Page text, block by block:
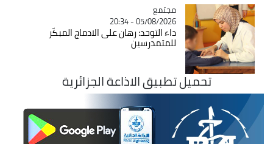
Catégorie
مجتمع
05/08/2026 - 20:34
داء التوحد: رهان على الادماج المبكّر
للمتمدرسين
تحميل تطبيق الاذاعة الجزائرية